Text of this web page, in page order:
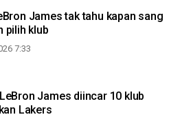
James tak tahu kapan sang
pilih klub
7:33
James diincar 10 klub
Lakers